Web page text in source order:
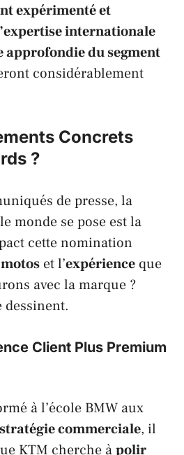
expérimenté et
internationale
approfondie du segment
considérablement
Concrets
?
de presse, la
monde se pose est la
cette nomination
motos et l’expérience que
avec la marque ?
dessinent.
Client Plus Premium
à l’école BMW aux
stratégie commerciale, il
KTM cherche àpolir